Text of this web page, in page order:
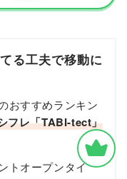
る工夫で移動に
おすすめランキン
フレ「TABI-tect」
トオープンタイ